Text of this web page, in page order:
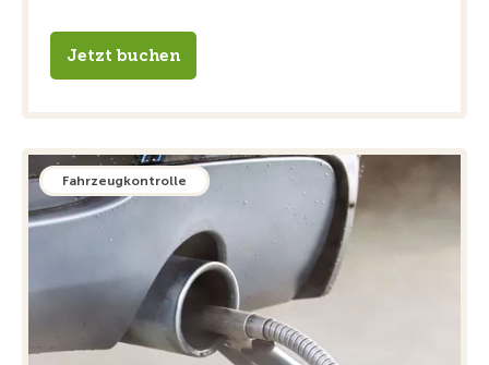
Jetzt buchen
Fahrzeugkontrolle